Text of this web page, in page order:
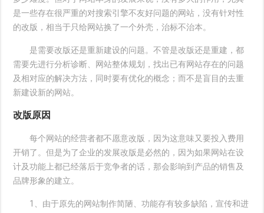
是一些存在很严重的对搜索引擎不友好问题的网站，没有针对性
的改版，相当于只给网站换了一个外壳，治标不治本。
是需要改版还是重新建设的问题。不管是改版还是重建，都
需要先进行分析诊断、网站整体规划，找出已有网站存在的问题
及相对应的解决方法，同时要有优化的概念；而不是盲目的去重
新建设新的网站。
改版原因
每个网站的经营者都不愿意改版，因为这意味又要投入费用
开销了。但是为了企业的发展改版是必然的，因为如果网站在设
计及功能上都已经落后于竞争者的话，那会影响到产品的销售及
品牌形象的建立。
1、由于原先的网站制作简陋、功能存有较多缺陷，宣传和进